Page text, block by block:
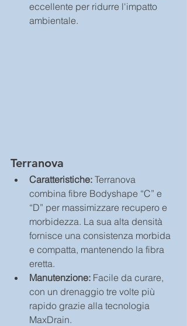
eccellente per ridurre l'impatto
ambientale.
Terranova
Caratteristiche: Terranova
combina fibre Bodyshape “C” e
“D” per massimizzare recupero e
morbidezza. La sua alta densità
fornisce una consistenza morbida
e compatta, mantenendo la fibra
eretta.
Manutenzione: Facile da curare,
con un drenaggio tre volte più
rapido grazie alla tecnologia
MaxDrain.